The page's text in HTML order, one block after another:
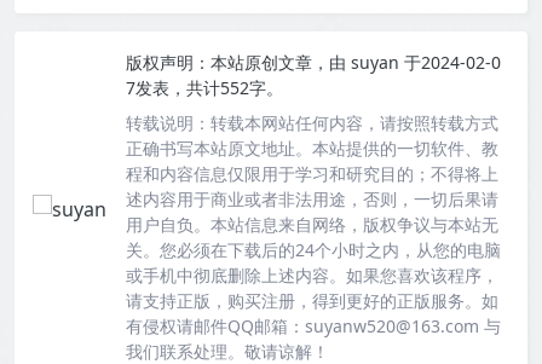
版权声明： 本站原创文章，由 suyan 于2024-02-0
7发表，共计552字。
转载说明： 转载本网站任何内容，请按照转载方式
正确书写本站原文地址。本站提供的一切软件、教
程和内容信息仅限用于学习和研究目的；不得将上
述内容用于商业或者非法用途，否则，一切后果请
用户自负。本站信息来自网络，版权争议与本站无
关。您必须在下载后的24个小时之内，从您的电脑
或手机中彻底删除上述内容。如果您喜欢该程序，
请支持正版，购买注册，得到更好的正版服务。如
有侵权请邮件QQ邮箱：suyanw520@163.com 与
我们联系处理。敬请谅解！